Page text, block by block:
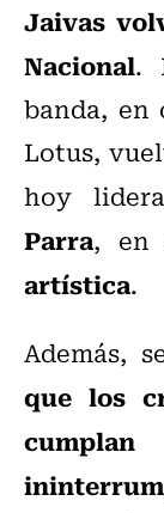
Jaivas
Nacional.
banda,
Lotus,
hoy
Parra, en
artística.
Además,
que los